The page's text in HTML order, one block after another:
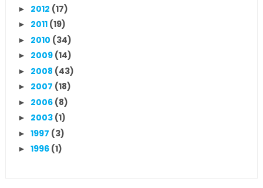
► 2012 (17)
► 2011 (19)
► 2010 (34)
► 2009 (14)
► 2008 (43)
► 2007 (18)
► 2006 (8)
► 2003 (1)
► 1997 (3)
► 1996 (1)